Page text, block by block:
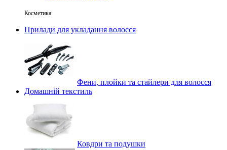
Косметика
Прилади для укладання волосся
Фени, плойки та стайлери для волосся
Домашній текстиль
Ковдри та подушки